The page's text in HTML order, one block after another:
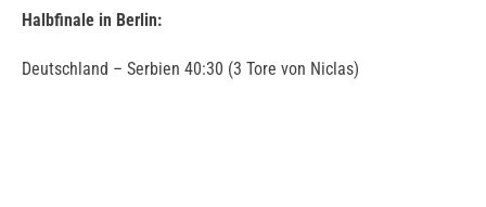
Halbfinale in Berlin:
Deutschland – Serbien 40:30 (3 Tore von Niclas)